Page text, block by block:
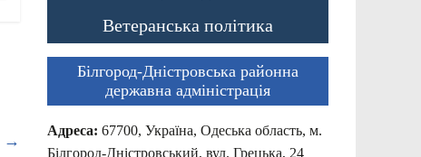
→
Ветеранська політика
Білгород-Дністровська районна
державна адміністрація
Адреса: 67700, Україна, Одеська область, м.
Білгород-Дністровський, вул. Грецька, 24